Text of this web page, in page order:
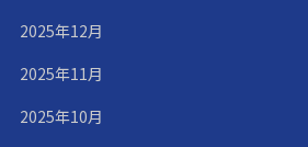
2025年12月
2025年11月
2025年10月